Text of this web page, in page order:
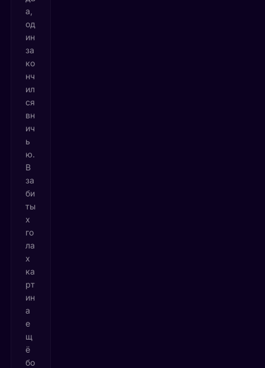
а,
од
ин
за
ко
нч
ил
ся
вн
ич
ь
ю.
В
за
би
ты
х
го
ла
х
ка
рт
ин
а
е
щ
ё
бо